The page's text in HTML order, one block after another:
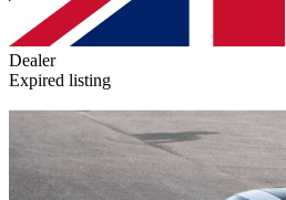
Dealer
Expired listing